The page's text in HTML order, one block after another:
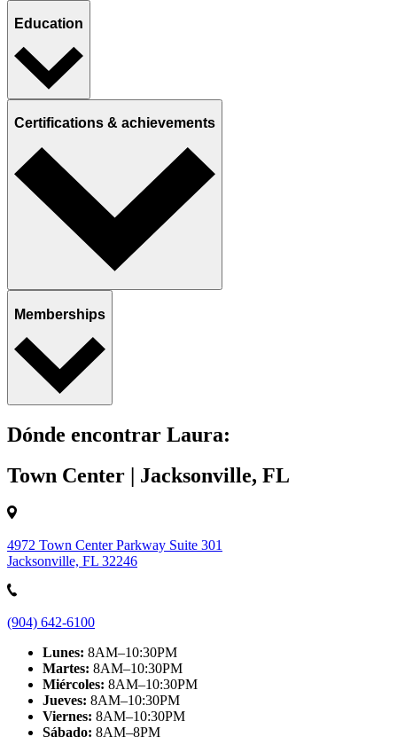
Education
Certifications & achievements
Memberships
Dónde encontrar Laura:
Town Center | Jacksonville, FL
4972 Town Center Parkway Suite 301
Jacksonville, FL 32246
(904) 642-6100
Lunes: 8AM–10:30PM
Martes: 8AM–10:30PM
Miércoles: 8AM–10:30PM
Jueves: 8AM–10:30PM
Viernes: 8AM–10:30PM
Sábado: 8AM–8PM